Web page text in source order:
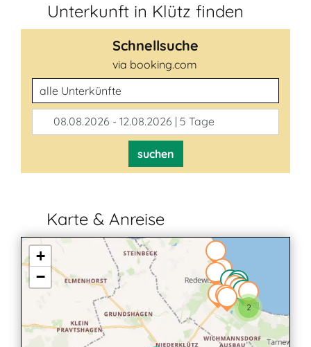
Unterkunft in Klütz finden
Schnellsuche
via booking.com
Unterkunftsart
08.08.2026 - 12.08.2026 | 5 Tage
suchen
Karte & Anreise
2
+
−